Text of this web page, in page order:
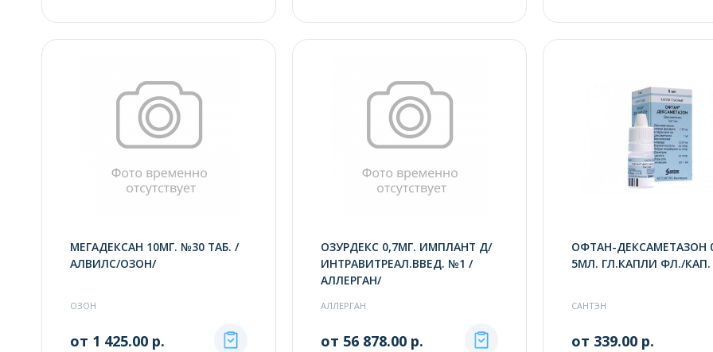
МЕГАДЕКСАН 10МГ. №30 ТАБ. /
АЛВИЛС/ОЗОН/
ОЗОН
от 1 425.00 р.
ОЗУРДЕКС 0,7МГ. ИМПЛАНТ Д/
ИНТРАВИТРЕАЛ.ВВЕД. №1 /
АЛЛЕРГАН/
АЛЛЕРГАН
от 56 878.00 р.
ОФТАН-ДЕКСАМЕТАЗОН
5МЛ. ГЛ.КАПЛИ ФЛ./КАП.
САНТЭН
от 339.00 р.